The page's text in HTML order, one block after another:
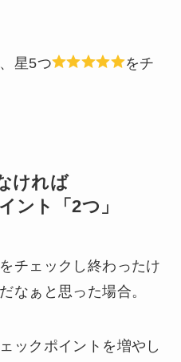
星5つ
をチ
ければ
ント「2つ」
チェックし終わったけ
なぁと思った場合。
ックポイントを増やし